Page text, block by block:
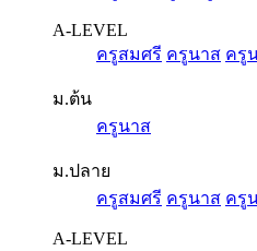
A-LEVEL
ครูสมศรี ครูนาส ครู
ม.ต้น
ครูนาส
ม.ปลาย
ครูสมศรี ครูนาส ครู
A-LEVEL